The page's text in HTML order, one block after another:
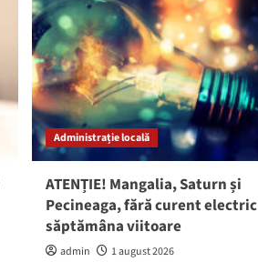
Administrație locală
ATENȚIE! Mangalia, Saturn și
Pecineaga, fără curent electric
săptămâna viitoare
admin 1 august 2026